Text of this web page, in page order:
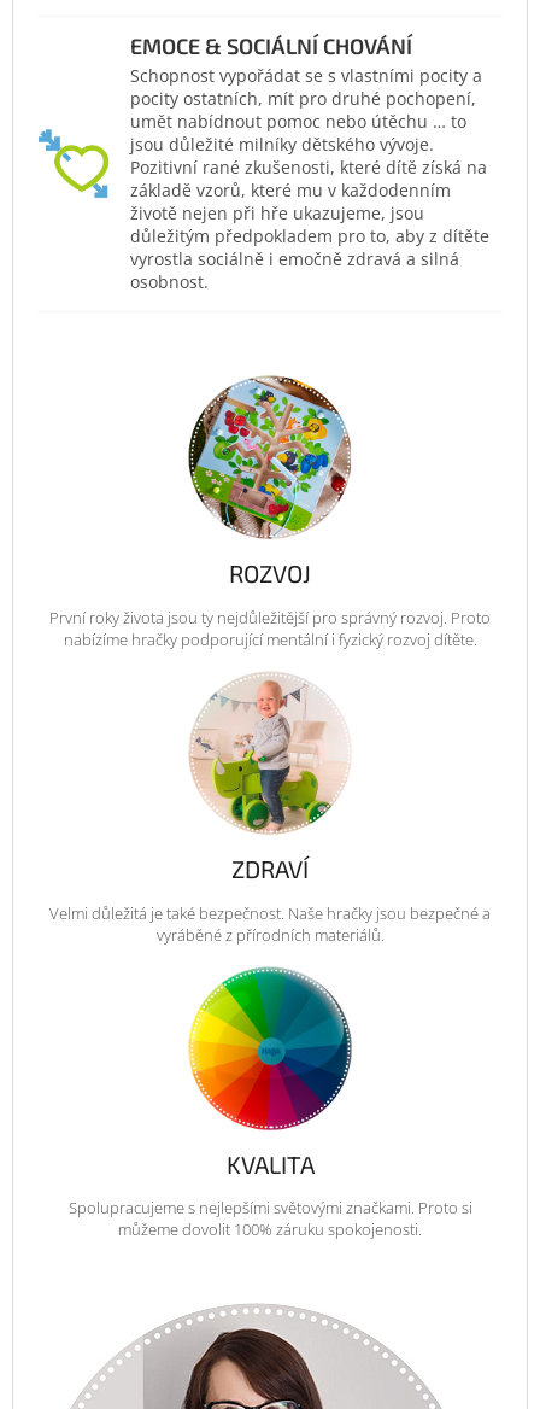
EMOCE & SOCIÁLNÍ CHOVÁNÍ
Schopnost vypořádat se s vlastními pocity a
pocity ostatních, mít pro druhé pochopení,
umět nabídnout pomoc nebo útěchu … to
jsou důležité milníky dětského vývoje.
Pozitivní rané zkušenosti, které dítě získá na
základě vzorů, které mu v každodenním
životě nejen při hře ukazujeme, jsou
důležitým předpokladem pro to, aby z dítěte
vyrostla sociálně i emočně zdravá a silná
osobnost.
ROZVOJ
První roky života jsou ty nejdůležitější pro správný rozvoj. Proto
nabízíme hračky podporující mentální i fyzický rozvoj dítěte.
ZDRAVÍ
Velmi důležitá je také bezpečnost. Naše hračky jsou bezpečné a
vyráběné z přírodních materiálů.
KVALITA
Spolupracujeme s nejlepšími světovými značkami. Proto si
můžeme dovolit 100% záruku spokojenosti.